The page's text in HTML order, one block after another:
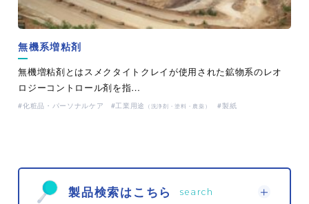
無機系増粘剤
無機増粘剤とはスメクタイトクレイが使用された鉱物系のレオ
ロジーコントロール剤を指…
化粧品・パーソナルケア 工業用途 （洗浄剤・塗料・農薬） 製紙
製品検索はこちら search